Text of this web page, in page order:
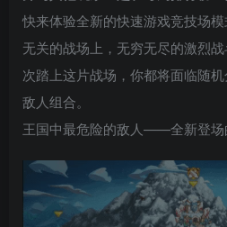
快来体验全新的快速游戏竞技场
无关的战场上，无穷无尽的激烈战
次踏上这片战场，你都将面临随
敌人组合。
王国中最危险的敌人——全新登场